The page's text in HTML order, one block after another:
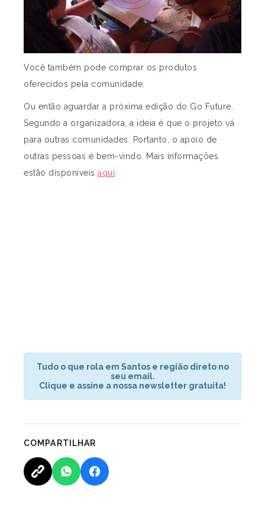
Você também pode comprar os produtos
oferecidos pela comunidade.
Ou então aguardar a próxima edição do Go Future.
Segundo a organizadora, a ideia é que o projeto vá
para outras comunidades. Portanto, o apoio de
outras pessoas é bem-vindo. Mais informações
estão disponíveis aqui
Tudo o que rola em Santos e região direto no
seu email.
Clique e assine a nossa newsletter gratuita!
COMPARTILHAR